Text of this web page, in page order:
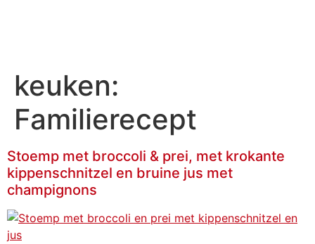
keuken:
Familierecept
Stoemp met broccoli & prei, met krokante
kippenschnitzel en bruine jus met
champignons